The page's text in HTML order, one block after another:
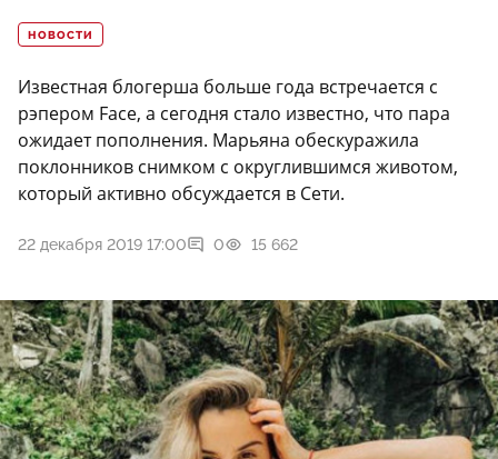
НОВОСТИ
Известная блогерша больше года встречается с
рэпером Face, а сегодня стало известно, что пара
ожидает пополнения. Марьяна обескуражила
поклонников снимком с округлившимся животом,
который активно обсуждается в Сети.
22 декабря 2019 17:00 0 15 662